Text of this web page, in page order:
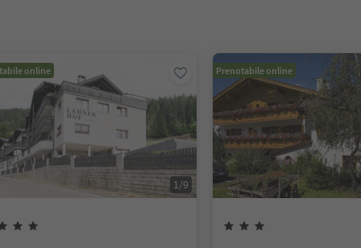
online
1/9
Prenotabile online